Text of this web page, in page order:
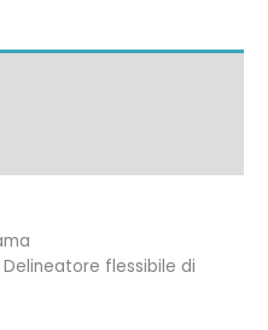
flessibile di